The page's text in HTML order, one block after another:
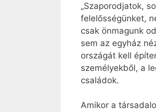
„Szaporodjatok,
felelősségünket,
csak önmagunk
sem az egyház
országát kell
személyekből, a
családok.
Amikor a